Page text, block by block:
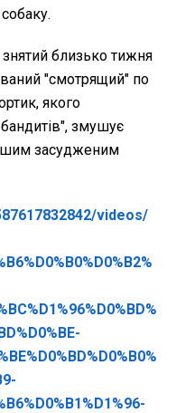
близько тижня
"смотрящий" по
якого
змушує
засудженим
videos/